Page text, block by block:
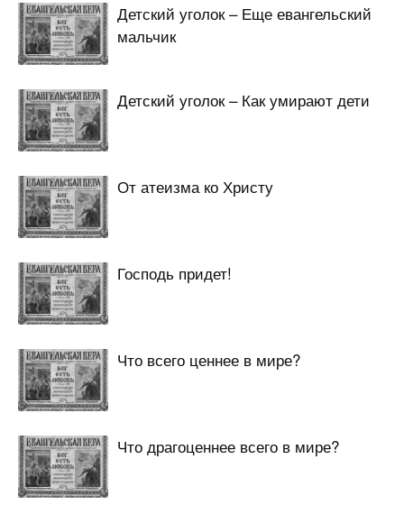
Детский уголок – Еще евангельский
мальчик
Детский уголок – Как умирают дети
От атеизма ко Христу
Господь придет!
Что всего ценнее в мире?
Что драгоценнее всего в мире?